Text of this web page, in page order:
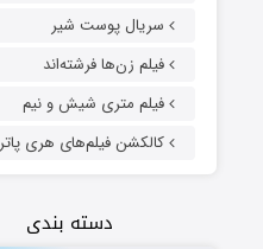
سریال پوست شیر
فیلم زن‌ها فرشته‌اند
فیلم متری شیش و نیم
کالکشن فیلم‌های هری پاتر
دسته بندی